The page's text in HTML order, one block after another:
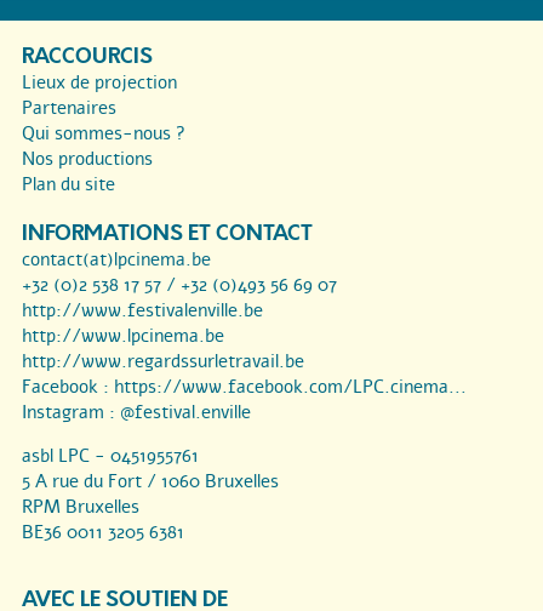
RACCOURCIS
Lieux de projection
Partenaires
Qui sommes-nous ?
Nos productions
Plan du site
INFORMATIONS ET CONTACT
contact(at)lpcinema.be
+32 (0)2 538 17 57 / +32 (0)493 56 69 07
http://www.festivalenville.be
http://www.lpcinema.be
http://www.regardssurletravail.be
Facebook : https://www.facebook.com/LPC.cinema...
Instagram : @festival.enville
asbl LPC - 0451955761
5 A rue du Fort / 1060 Bruxelles
RPM Bruxelles
BE36 0011 3205 6381
AVEC LE SOUTIEN DE